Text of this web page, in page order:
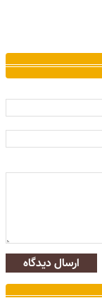
ارسال دیدگاه